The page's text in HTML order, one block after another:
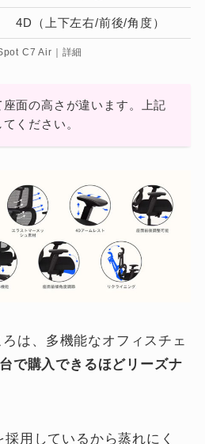
4D（上下左右/前後/角度）
C7 Air｜詳細
座面の高さが違います。上記
ください。
は、多機能なオフィスチェ
で購入できるほどリーズナ
用しているから蒸れにく